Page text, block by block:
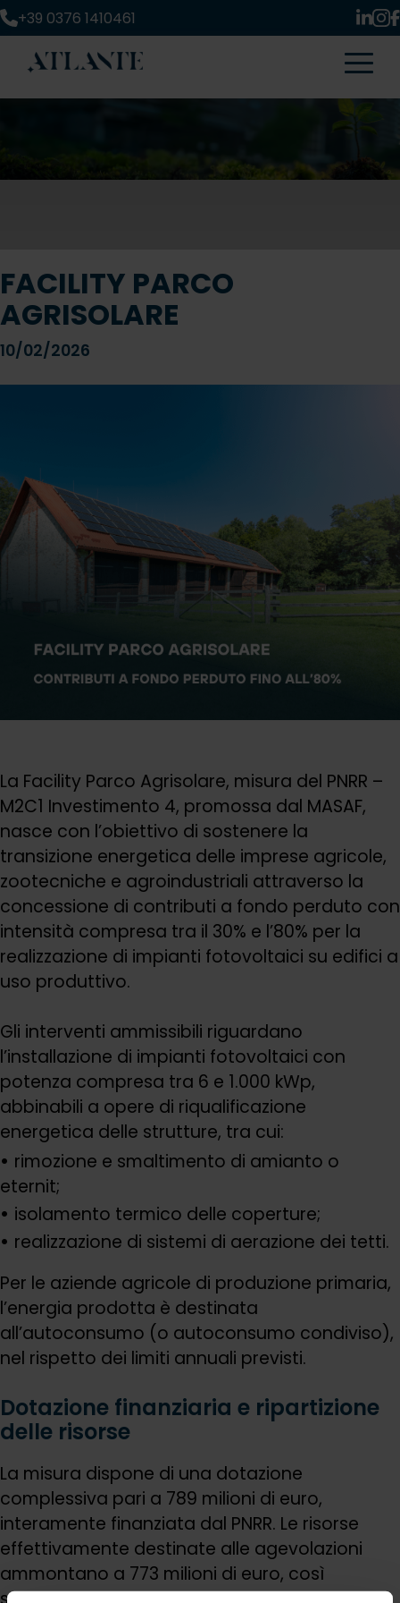
+39 0376 1410461
FACILITY PARCO
AGRISOLARE
10/02/2026
La Facility Parco Agrisolare, misura del PNRR –
M2C1 Investimento 4, promossa dal MASAF,
nasce con l’obiettivo di sostenere la
transizione energetica delle imprese agricole,
zootecniche e agroindustriali attraverso la
concessione di contributi a fondo perduto con
intensità compresa tra il 30% e l’80% per la
realizzazione di impianti fotovoltaici su edifici a
uso produttivo.
Gli interventi ammissibili riguardano
l’installazione di impianti fotovoltaici con
potenza compresa tra 6 e 1.000 kWp,
abbinabili a opere di riqualificazione
energetica delle strutture, tra cui:
rimozione e smaltimento di amianto o
eternit;
isolamento termico delle coperture;
realizzazione di sistemi di aerazione dei tetti.
Per le aziende agricole di produzione primaria,
l’energia prodotta è destinata
all’autoconsumo (o autoconsumo condiviso),
nel rispetto dei limiti annuali previsti.
Dotazione finanziaria e ripartizione
delle risorse
La misura dispone di una dotazione
complessiva pari a 789 milioni di euro,
interamente finanziata dal PNRR. Le risorse
effettivamente destinate alle agevolazioni
ammontano a 773 milioni di euro, così